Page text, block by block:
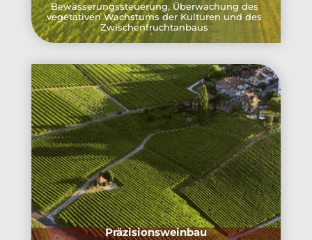
Bewässerungssteuerung, Überwachung des
vegetativen Wachstums der Kulturen und des
Zwischenfruchtanbaus
Präzisionsweinbau